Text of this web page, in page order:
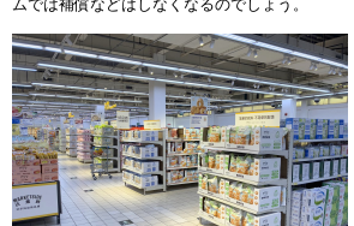
ムでは補償などはしなくなるのでしょう。